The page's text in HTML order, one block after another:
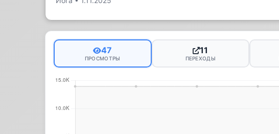
47
ПРОСМОТРЫ
11
ПЕРЕХОДЫ